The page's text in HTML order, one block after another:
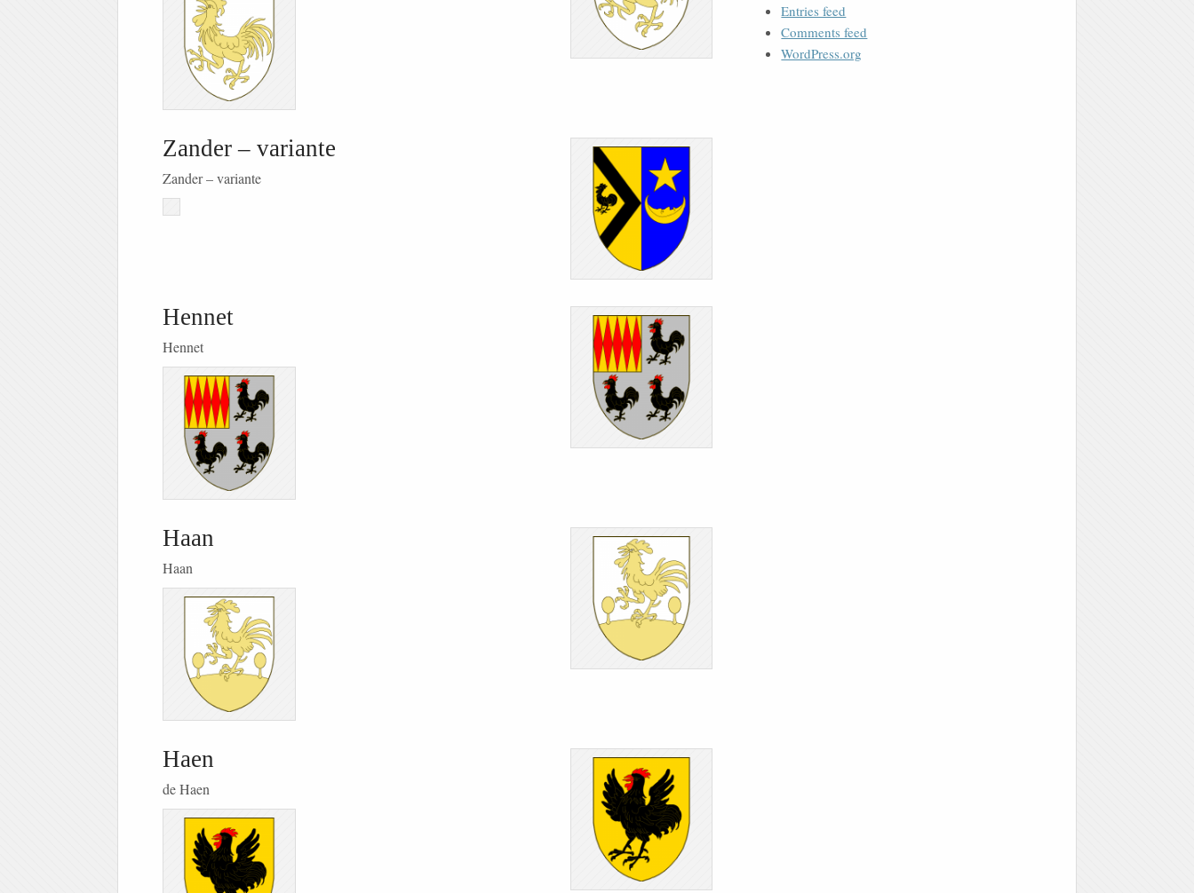
Zander – variante
Zander – variante
Hennet
Hennet
Haan
Haan
Haen
de Haen
Entries feed
Comments feed
WordPress.org